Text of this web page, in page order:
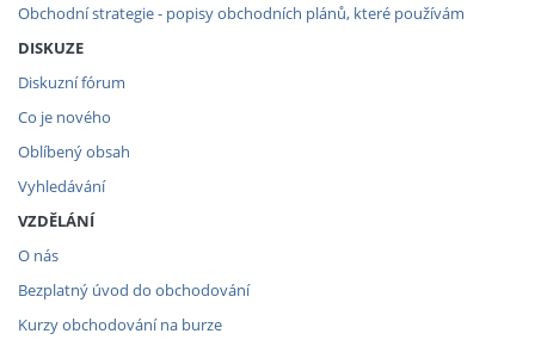
Obchodní strategie - popisy obchodních plánů, které používám
DISKUZE
Diskuzní fórum
Co je nového
Oblíbený obsah
Vyhledávání
VZDĚLÁNÍ
O nás
Bezplatný úvod do obchodování
Kurzy obchodování na burze